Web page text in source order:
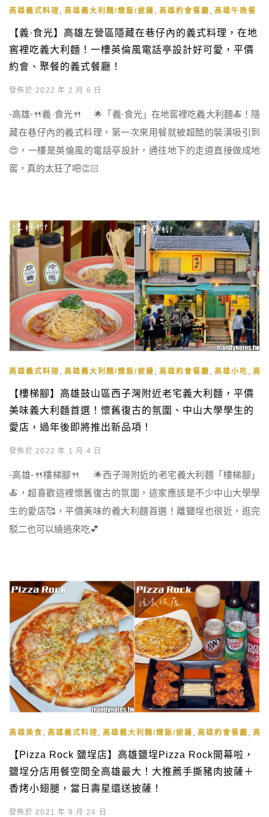
高雄義式料理 高雄義大利麵/燉飯/披薩 高雄約會餐廳 高雄午晚餐
【義·食光】高雄左營區隱藏在巷仔內的義式料理，在地
窖裡吃義大利麵！一樓英倫風電話亭設計好可愛，平價
約會、聚餐的義式餐廳！
發佈於 2022 年 2 月 6 日
-高雄-🍴義·食光🍴 🌟「義·食光」在地窖裡吃義大利麵🍝！隱
藏在巷仔內的義式料理，第一次來用餐就被超酷的裝潢吸引到
😍，一樓是英倫風的電話亭設計，通往地下的走道直接做成地
窖，真的太狂了吧👏🏻
高雄義式料理 高雄義大利麵/燉飯/披薩 高雄約會餐廳 高雄小吃 高
【樓梯腳】高雄鼓山區西子灣附近老宅義大利麵，平價
美味義大利麵首選！懷舊復古的氛圍、中山大學學生的
愛店，過年後即將推出新品項！
發佈於 2022 年 1 月 4 日
-高雄-🍴樓梯腳🍴 🌟西子灣附近的老宅義大利麵「樓梯腳」
🍝，超喜歡這裡懷舊復古的氛圍，這家應該是不少中山大學學
生的愛店🥰，平價美味的義大利麵首選！離鹽埕也很近，逛完
駁二也可以繞過來吃💕
高雄美食 高雄義式料理 高雄義大利麵/燉飯/披薩 高雄約會餐廳 高
【Pizza Rock 鹽埕店】高雄鹽埕Pizza Rock開幕啦，
鹽埕分店用餐空間全高雄最大！大推薦手撕豬肉披薩＋
香烤小翅腿，當日壽星還送披薩！
發佈於 2021 年 9 月 24 日